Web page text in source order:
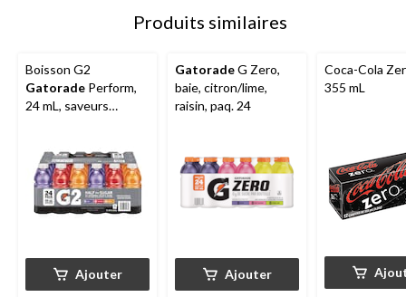
Produits similaires
Boisson G2
Gatorade Perform,
24 mL, saveurs
Ajouter
GatoradeG Zero,
baie, citron/lime,
raisin, paq. 24
Ajouter
Coca-Cola
355 mL